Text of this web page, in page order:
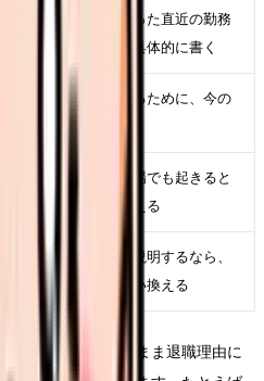
で辞めたいが強くなった直近の勤務
手、業務、体調を具体的に書く
で辞めたいを軽くするために、今の
る条件を決める
辞めたいが次の職場でも起きると
項目に表れるかを考える
辞めたいを面接で説明するなら、
したい条件」に言い換える
という言葉をそのまま退職理由に